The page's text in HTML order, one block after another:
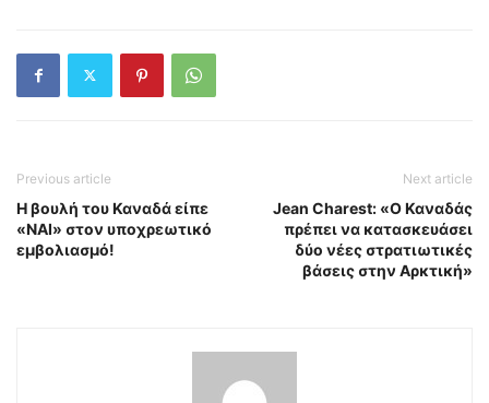
Previous article
Η βουλή του Καναδά είπε
«ΝΑΙ» στον υποχρεωτικό
εμβολιασμό!
Next article
Jean Charest: «Ο Καναδάς
πρέπει να κατασκευάσει
δύο νέες στρατιωτικές
βάσεις στην Αρκτική»